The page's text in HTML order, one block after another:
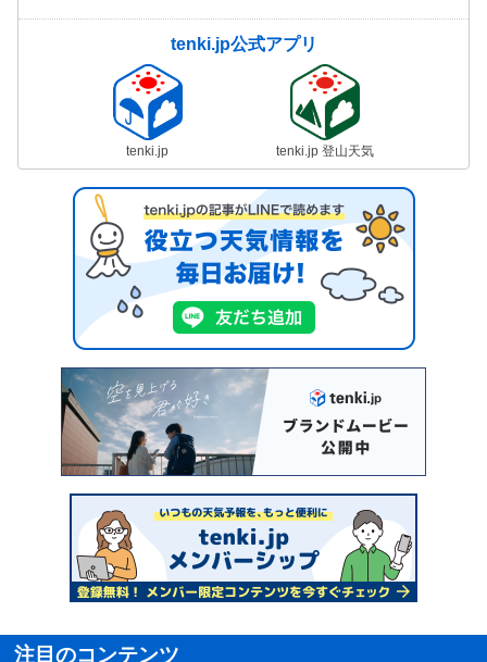
tenki.jp公式アプリ
tenki.jp tenki.jp 登山天気
注目のコンテンツ